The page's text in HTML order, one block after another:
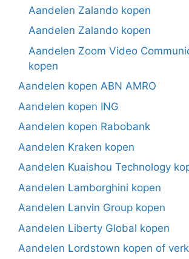
Aandelen Zalando kopen
Aandelen Zalando kopen
Aandelen Zoom Video
kopen
Aandelen kopen ABN AMRO
Aandelen kopen ING
Aandelen kopen Rabobank
Aandelen Kraken kopen
Aandelen Kuaishou Technology
Aandelen Lamborghini kopen
Aandelen Lanvin Group kopen
Aandelen Liberty Global kopen
Aandelen Lordstown kopen of